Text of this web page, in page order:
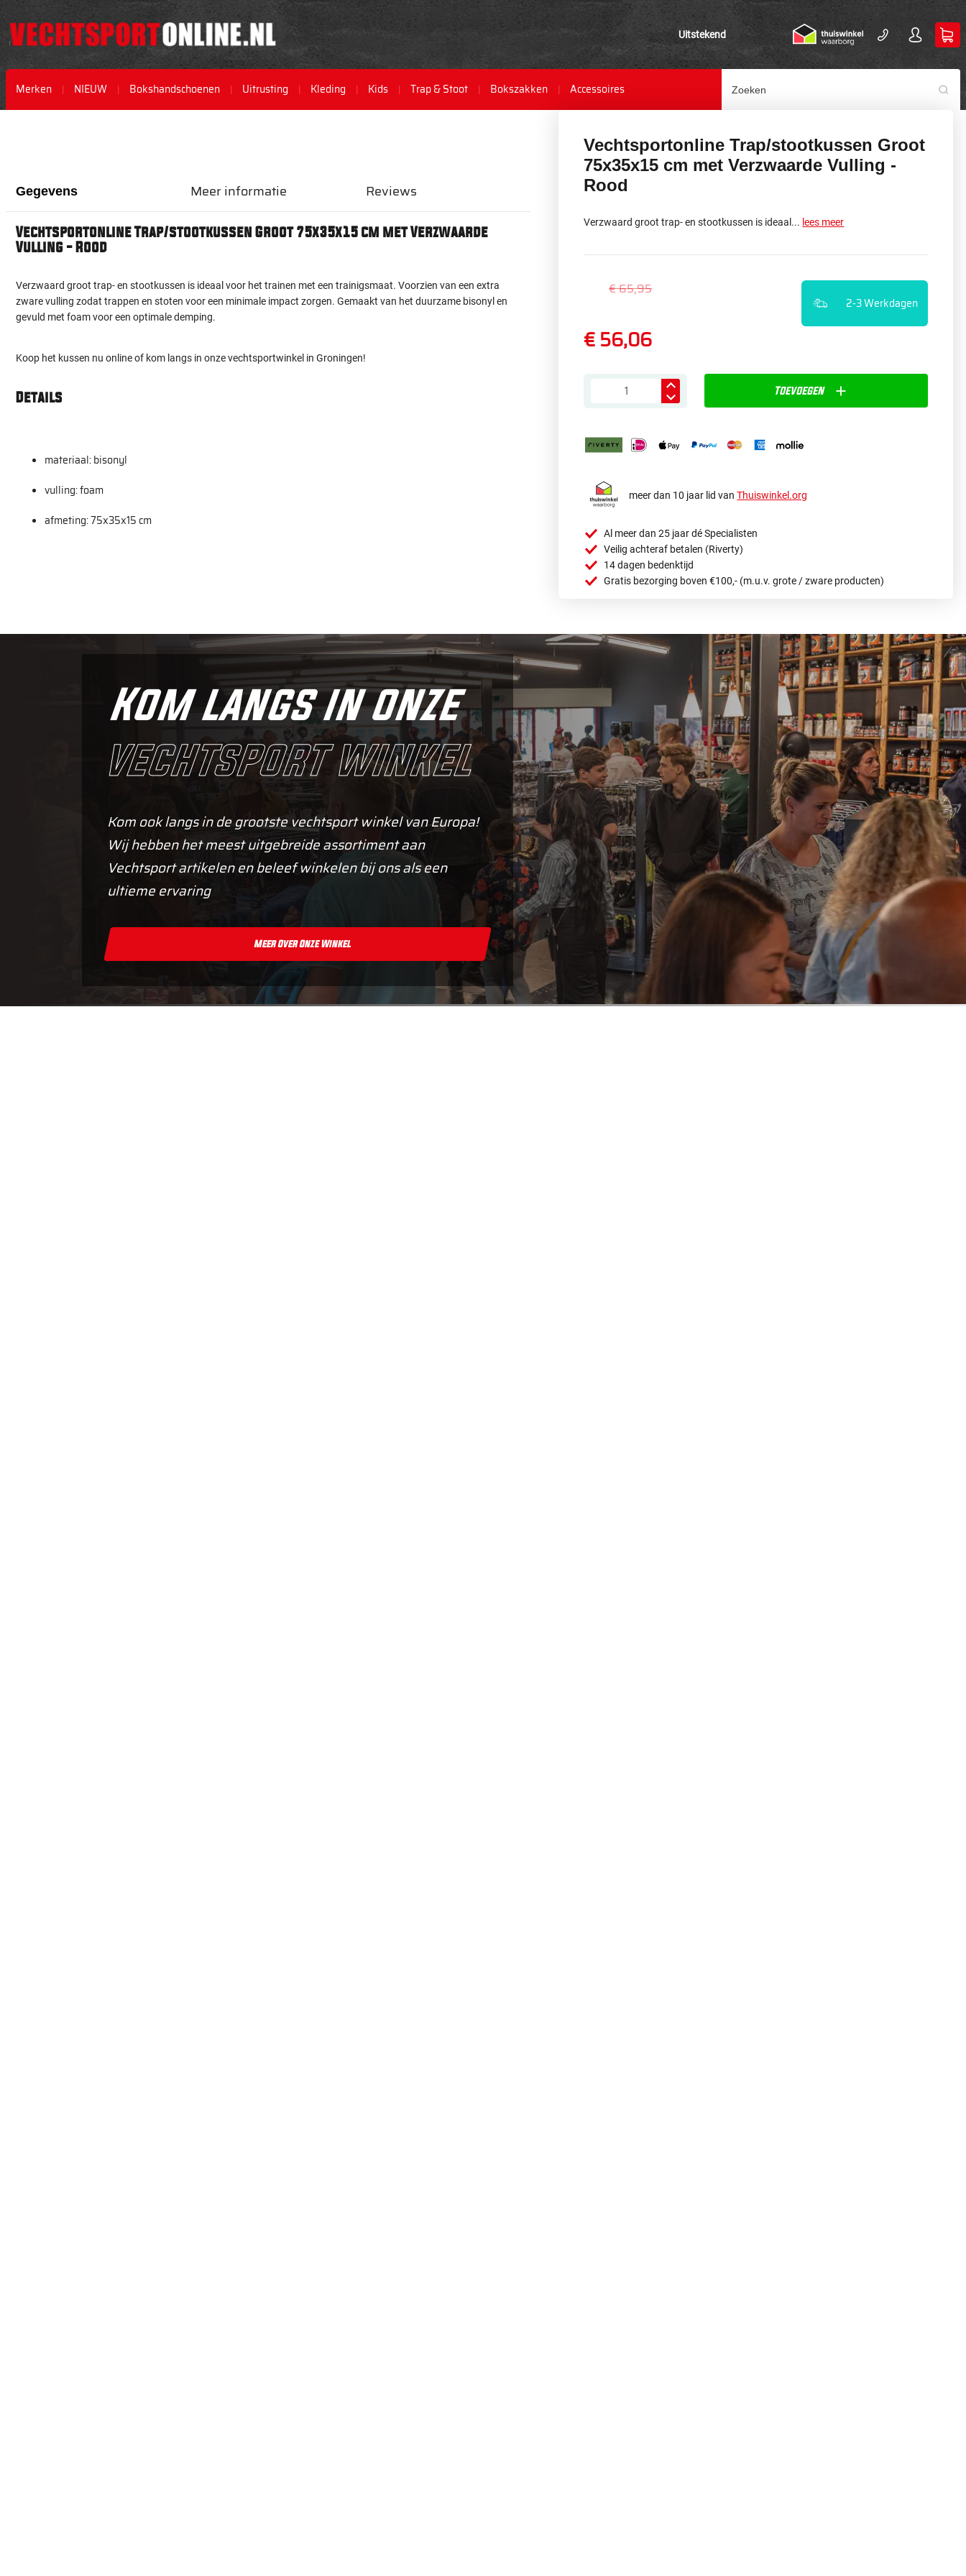
Uitstekend
Merken NIEUW Bokshandschoenen Uitrusting Kleding Kids Trap & Stoot Bokszakken Accessoires
Vechtsportonline Trap/stootkussen Groot
75x35x15 cm met Verzwaarde Vulling -
Rood
Verzwaard groot trap- en stootkussen is ideaal... lees meer
€ 65,95
€ 56,06
2-3 Werkdagen
Toevoegen
meer dan 10 jaar lid vanThuiswinkel.org
Al meer dan 25 jaar dé Specialisten
Veilig achteraf betalen (Riverty)
14 dagen bedenktijd
Gratis bezorging boven €100,- (m.u.v. grote / zware producten)
Gegevens
Vechtsportonline Trap/stootkussen Groot 75x35x15 cm met Verzwaarde
Vulling - Rood
Verzwaard groot trap- en stootkussen is ideaal voor het trainen met een trainigsmaat. Voorzien van een extra
zware vulling zodat trappen en stoten voor een minimale impact zorgen. Gemaakt van het duurzame bisonyl en
gevuld met foam voor een optimale demping.
Koop het kussen nu online of kom langs in onze vechtsportwinkel in Groningen!
Details
materiaal: bisonyl
vulling: foam
afmeting: 75x35x15 cm
Meer informatie Reviews
Kom langs in onze
vechtsport winkel
Kom ook langs in de grootste vechtsport winkel van Europa!
Wij hebben het meest uitgebreide assortiment aan
Vechtsport artikelen en beleef winkelen bij ons als een
ultieme ervaring
Meer Over Onze Winkel